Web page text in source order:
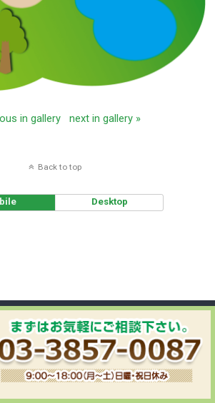
in gallery next in gallery »
Back to top
Desktop